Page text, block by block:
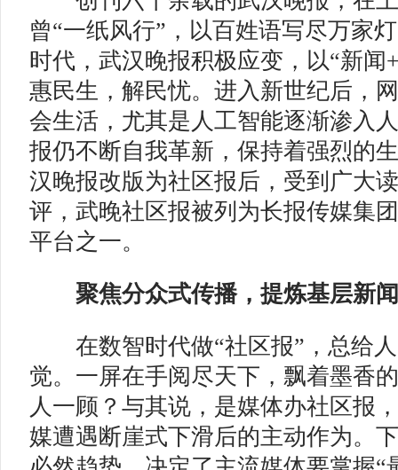
曾“一纸风行”，以百姓语写尽万家
时代，武汉晚报积极应变，以“新闻
惠民生，解民忧。进入新世纪后，
会生活，尤其是人工智能逐渐渗入
报仍不断自我革新，保持着强烈的
汉晚报改版为社区报后，受到广大
评，武晚社区报被列为长报传媒集
平台之一。
聚焦分众式传播，提炼基层新
在数智时代做“社区报”，总给人
觉。一屏在手阅尽天下，飘着墨香
人一顾？与其说，是媒体办社区报
媒遭遇断崖式下滑后的主动作为。